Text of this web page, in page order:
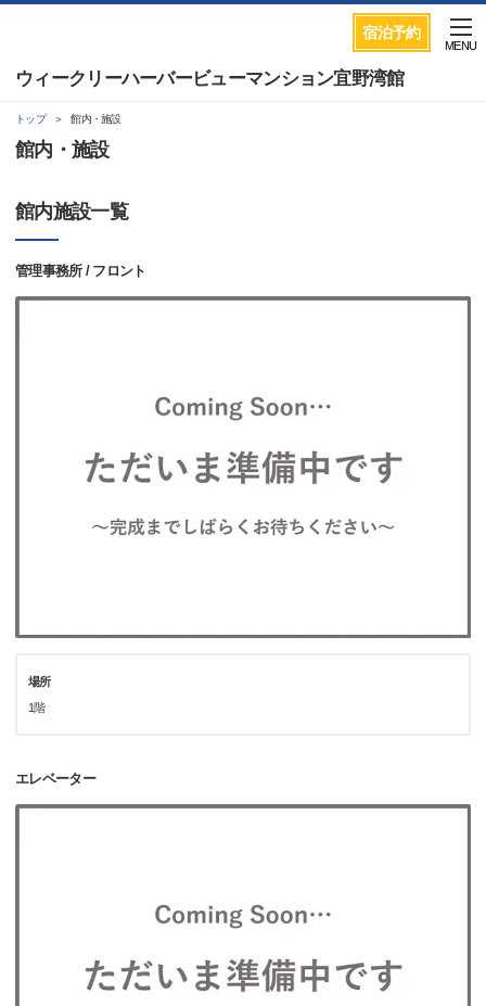
宿泊予約
ウィークリーハーバービューマンション宜野湾館
MENU
トップ 館内・施設
館内・施設
館内施設一覧
管理事務所 / フロント
場所
1階
エレベーター